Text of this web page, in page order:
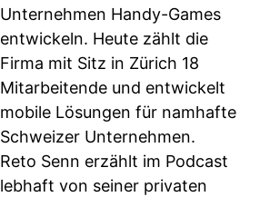
Unternehmen Handy-Games
entwickeln. Heute zählt die
Firma mit Sitz in Zürich 18
Mitarbeitende und entwickelt
mobile Lösungen für namhafte
Schweizer Unternehmen.
Reto Senn erzählt im Podcast
lebhaft von seiner privaten